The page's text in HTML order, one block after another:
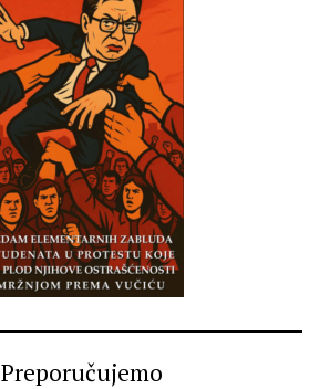
Preporučujemo